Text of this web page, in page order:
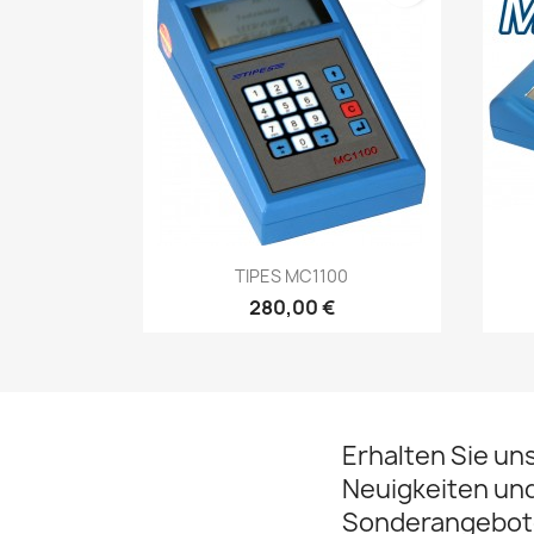
Vorschau
TIPES MC1100
280,00 €
Erhalten Sie
Neuigkeiten